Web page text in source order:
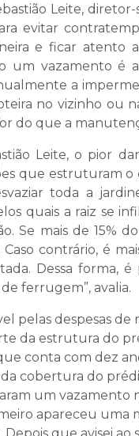
Leite,
evitar
e ficar atento
um vazamento é
a
no vizinho ou
do que a
Leite, o pior
que estruturam
toda a
quais a raiz se
Se mais de 15%
contrário, é
Dessa forma,
ferrugem”, avalia.
pelas despesas
da estrutura do
conta com dez
da cobertura do
um
apareceu
que avisei